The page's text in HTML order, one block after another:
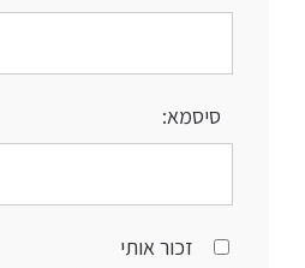
סיסמא:
זכור אותי